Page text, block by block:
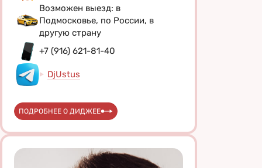
Возможен выезд: в
Подмосковье, по России, в
другую страну
+7 (916) 621-81-40
DjUstus
ПОДРОБНЕЕ О ДИДЖЕЕ